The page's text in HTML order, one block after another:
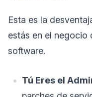
Esta es la
estás en el negocio
software.
Tú Eres el